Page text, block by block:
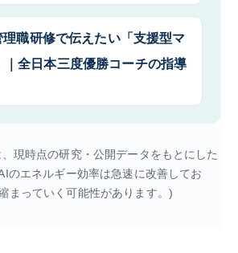
理職研修で伝えたい「支援型マ
｜全日本三度優勝コーチの指導
現時点の研究・公開データをもとにした
のエネルギー効率は急速に改善してお
まっていく可能性があります。)